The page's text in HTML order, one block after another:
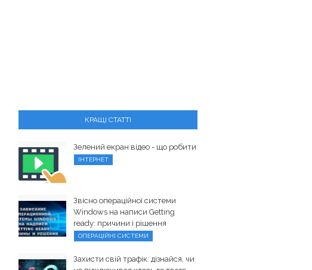
КРАЩІ СТАТТІ
Зелений екран відео - що робити
ІНТЕРНЕТ
Звісно операційної системи
Windows на написи Getting
ready: причини і рішення
ОПЕРАЦІЙНІ СИСТЕМИ
Захисти свій трафік: дізнайся, чи